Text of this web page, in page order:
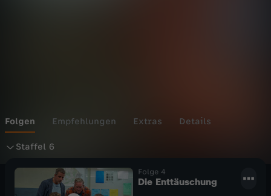
a
l
Folgen Empfehlungen Extras Details
Staffel 6
S
Folge 4
Die Enttäuschung